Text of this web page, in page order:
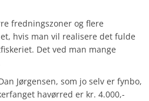
fredningszoner og flere
hvis man vil realisere det fulde
Det ved man mange
Jørgensen, som jo selv er fynbo,
havørred er kr. 4.000,-